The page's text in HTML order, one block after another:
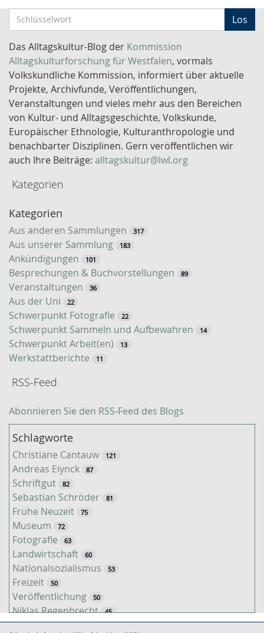
c
h
l
ü
s
s
e
l
w
o
S
u
c
h
e
Los
Das Alltagskultur-Blog der Kommission
Alltagskulturforschung für Westfalen, vormals
Volkskundliche Kommission, informiert über aktuelle
Projekte, Archivfunde, Veröffentlichungen,
Veranstaltungen und vieles mehr aus den Bereichen
von Kultur- und Alltagsgeschichte, Volkskunde,
Europäischer Ethnologie, Kulturanthropologie und
benachbarter Disziplinen. Gern veröffentlichen wir
auch Ihre Beiträge: alltagskultur@lwl.org
Kategorien
Kategorien
Aus anderen Sammlungen 317
Aus unserer Sammlung 183
Ankündigungen 101
Besprechungen & Buchvorstellungen 89
Veranstaltungen 36
Aus der Uni 22
Schwerpunkt Fotografie 22
Schwerpunkt Sammeln und Aufbewahren 14
Schwerpunkt Arbeit(en) 13
Werkstattberichte 11
RSS-Feed
Abonnieren Sie den RSS-Feed des Blogs
Schlagworte
Christiane Cantauw 121
Andreas Eiynck 87
Schriftgut 82
Sebastian Schröder 81
Frühe Neuzeit 75
Museum 72
Fotografie 63
Landwirtschaft 60
Nationalsozialismus 53
Freizeit 50
Veröffentlichung 50
Niklas Regenbrecht 45
Kaiserzeit